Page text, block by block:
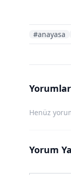
#anayasa
Henüz
Yorum